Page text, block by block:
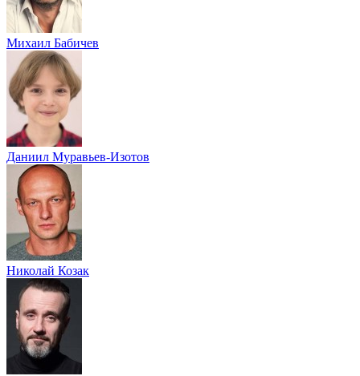
Михаил Бабичев
Даниил Муравьев-Изотов
Николай Козак